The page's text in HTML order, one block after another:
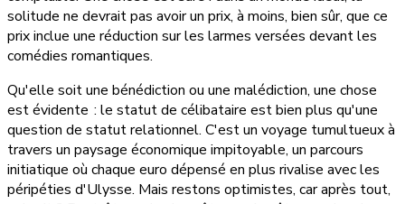
solitude ne devrait pas avoir un prix, à moins, bien sûr, que ce
prix inclue une réduction sur les larmes versées devant les
comédies romantiques.
Qu'elle soit une bénédiction ou une malédiction, une chose
est évidente : le statut de célibataire est bien plus qu'une
question de statut relationnel. C'est un voyage tumultueux à
travers un paysage économique impitoyable, un parcours
initiatique où chaque euro dépensé en plus rivalise avec les
péripéties d'Ulysse. Mais restons optimistes, car après tout,